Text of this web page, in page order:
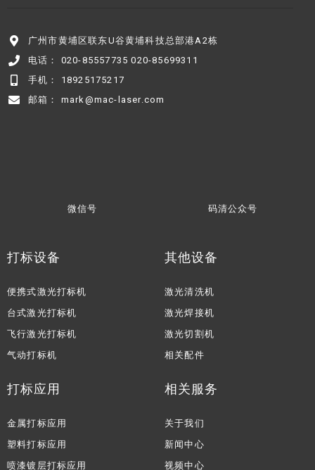
广州市黄埔区联东U谷黄埔科技总部港A2栋
电话： 020-85557735 020-85699311
手机： 18925175217
邮箱： mark@mac-laser.com
微信号 码清公众号
打标设备
便携式激光打标机
台式激光打标机
飞行激光打标机
气动打标机
其他设备
激光清洗机
激光焊接机
激光切割机
相关配件
打标应用
金属打标应用
塑料打标应用
喷漆镀层打标应用
相关服务
关于我们
新闻中心
视频中心